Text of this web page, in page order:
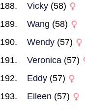
Vicky (58)
Wang (58)
Wendy (57)
Veronica (57)
Eddy (57)
Eileen (57)